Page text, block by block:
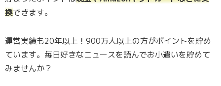
換できます。
運営実績も20年以上！900万人以上の方がポイントを貯め
ています。毎日好きなニュースを読んでお小遣いを貯めて
みませんか？